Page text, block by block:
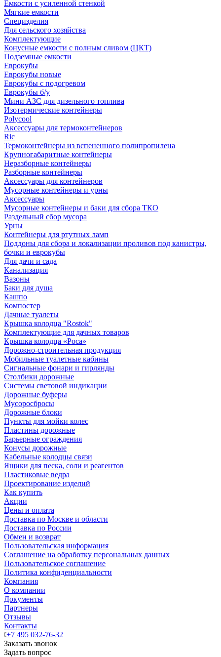
Емкости с усиленной стенкой
Мягкие емкости
Специзделия
Для сельского хозяйства
Комплектующие
Конусные емкости с полным сливом (ЦКТ)
Подземные емкости
Еврокубы
Еврокубы новые
Еврокубы с подогревом
Еврокубы б/у
Мини АЗС для дизельного топлива
Изотермические контейнеры
Polycool
Аксессуары для термоконтейнеров
Ric
Термоконтейнеры из вспененного полипропилена
Крупногабаритные контейнеры
Неразборные контейнеры
Разборные контейнеры
Аксессуары для контейнеров
Мусорные контейнеры и урны
Аксессуары
Мусорные контейнеры и баки для сбора ТКО
Раздельный сбор мусора
Урны
Контейнеры для ртутных ламп
Поддоны для сбора и локализации проливов под канистры,
бочки и еврокубы
Для дачи и сада
Канализация
Вазоны
Баки для душа
Кашпо
Компостер
Дачные туалеты
Крышка колодца "Rostok"
Комплектующие для дачных товаров
Крышка колодца «Роса»
Дорожно-строительная продукция
Мобильные туалетные кабины
Сигнальные фонари и гирлянды
Столбики дорожные
Системы световой индикации
Дорожные буферы
Мусоросбросы
Дорожные блоки
Пункты для мойки колес
Пластины дорожные
Барьерные ограждения
Конусы дорожные
Кабельные колодцы связи
Ящики для песка, соли и реагентов
Пластиковые ведра
Проектирование изделий
Как купить
Акции
Цены и оплата
Доставка по Москве и области
Доставка по России
Обмен и возврат
Пользовательская информация
Соглашение на обработку персональных данных
Пользовательское соглашение
Политика конфиденциальности
Компания
О компании
Документы
Партнеры
Отзывы
Контакты
+7 495 032-76-32
Заказать звонок
Задать вопрос